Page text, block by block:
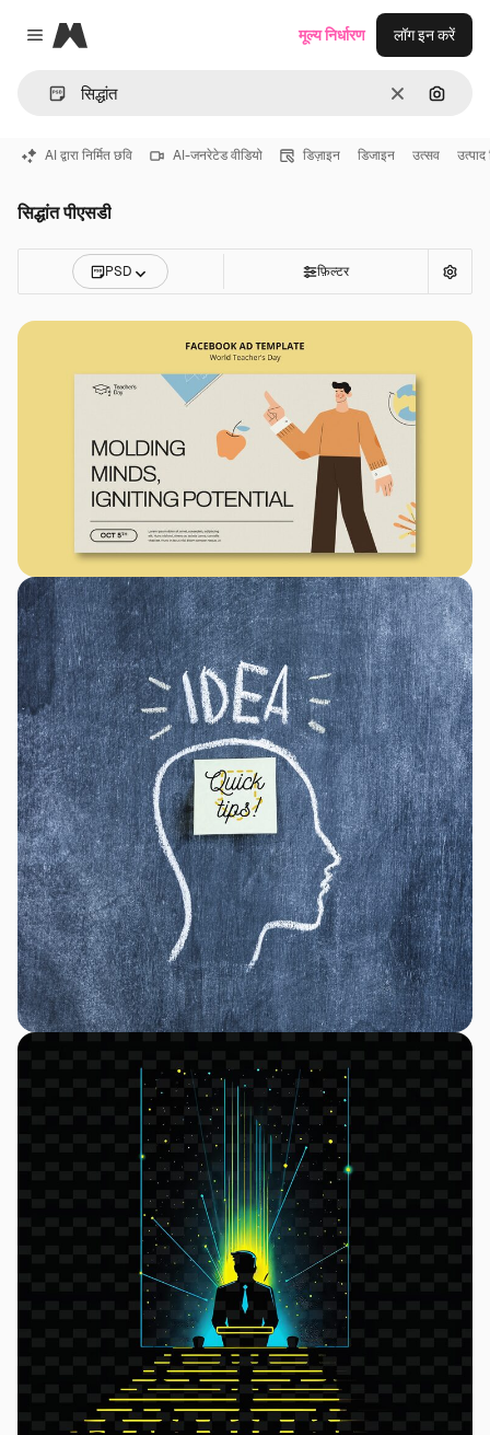
Close menu
Magnific
साफ़ इमेज से
मूल्य निर्धारण लॉग इन करें
AI द्वारा निर्मित छवि AI-जनरेटेड वीडियो डिज़ाइन डिजाइन उत्सव
सिद्धांत पीएसडी
PSD फ़िल्टर